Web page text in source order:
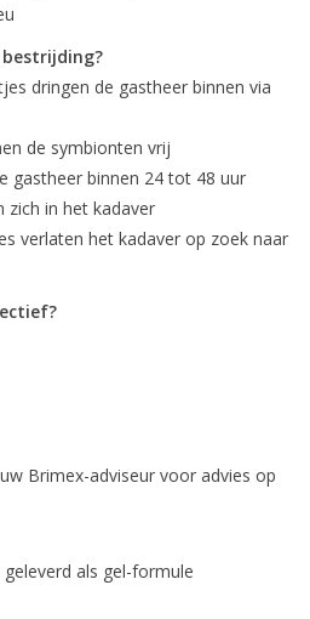
dringen de gastheer binnen via
de symbionten vrij
gastheer binnen 24 tot 48 uur
zich in het kadaver
verlaten het kadaver op zoek naar
Brimex-adviseur voor advies op
als gel-formule